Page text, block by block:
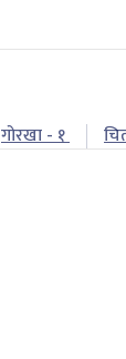
गोरखा - १